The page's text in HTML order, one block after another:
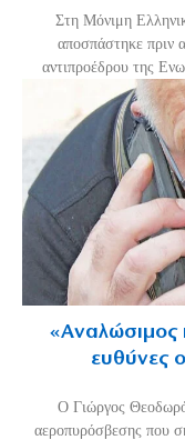
Στη Μόνιμη
αποσπάστηκε πριν
αντιπροέδρου της
«Aναλώσιμος
ευθύνες
Ο Γιώργος
αεροπυρόσβεσης που